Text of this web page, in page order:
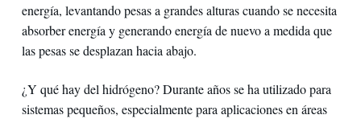
energía, levantando pesas a grandes alturas cuando se necesita
absorber energía y generando energía de nuevo a medida que
las pesas se desplazan hacia abajo.
¿Y qué hay del hidrógeno? Durante años se ha utilizado para
sistemas pequeños, especialmente para aplicaciones en áreas